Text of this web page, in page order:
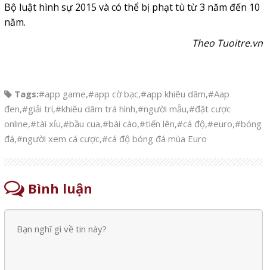
Bộ luật hình sự 2015 và có thể bị phạt tù từ 3 năm đến 10
năm.
Theo Tuoitre.vn
Tags:#app game,#app cờ bạc,#app khiêu dâm,#Aap
đen,#giải trí,#khiêu dâm trá hình,#người mẫu,#đặt cược
online,#tài xỉu,#bầu cua,#bài cào,#tiến lên,#cá độ,#euro,#bóng
đá,#người xem cá cược,#cá độ bóng đá mùa Euro
Bình luận